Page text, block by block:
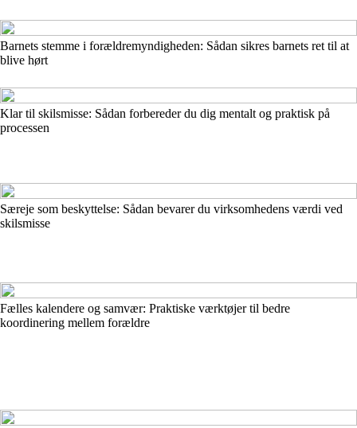
Barnets stemme i forældremyndigheden: Sådan sikres barnets ret til at
blive hørt
Klar til skilsmisse: Sådan forbereder du dig mentalt og praktisk på
processen
Særeje som beskyttelse: Sådan bevarer du virksomhedens værdi ved
skilsmisse
Fælles kalendere og samvær: Praktiske værktøjer til bedre
koordinering mellem forældre